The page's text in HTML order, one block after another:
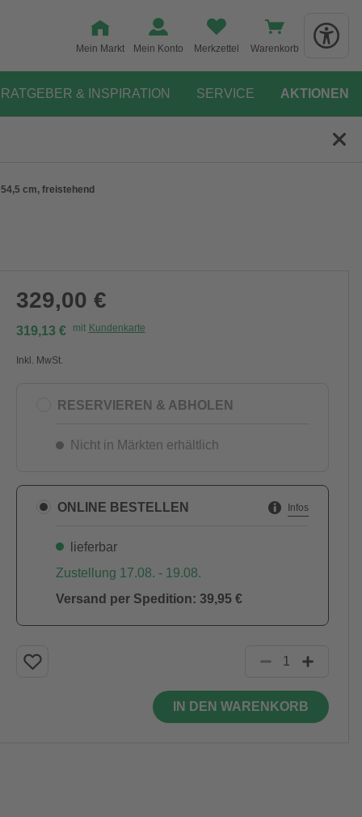
Mein Markt Mein Konto Merkzettel Warenkorb
RATGEBER & INSPIRATION SERVICE AKTIONEN
cm, freistehend
329,00 €
319,13 € mit Kundenkarte
Inkl. MwSt.
RESERVIEREN & ABHOLEN
Nicht in Märkten erhältlich
ONLINE BESTELLEN Infos
lieferbar
Zustellung 17.08. - 19.08.
Versand per Spedition: 39,95 €
IN DEN WARENKORB